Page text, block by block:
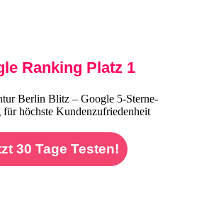
Ranking Platz 1
30 Tage Testen!